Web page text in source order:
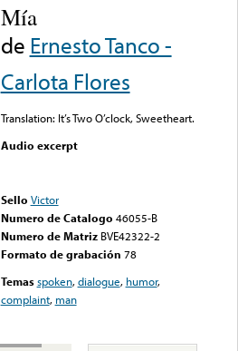
Mía
de Ernesto Tanco -
Carlota Flores
Translation: It’s Two O’clock, Sweetheart.
Audio excerpt
Sello Victor
Numero de Catalogo 46055-B
Numero de Matriz BVE42322-2
Formato de grabación 78
Temas spoken,dialogue, humor,
complaint, man